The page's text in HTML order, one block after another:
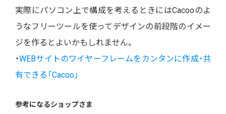
実際にパソコン上で構成を考えるときにはCacooのよ
うなフリーツールを使ってデザインの前段階のイメー
ジを作るとよいかもしれません。
・WEBサイトのワイヤーフレームをカンタンに作成・共
有できる「Cacoo」
参考になるショップさま